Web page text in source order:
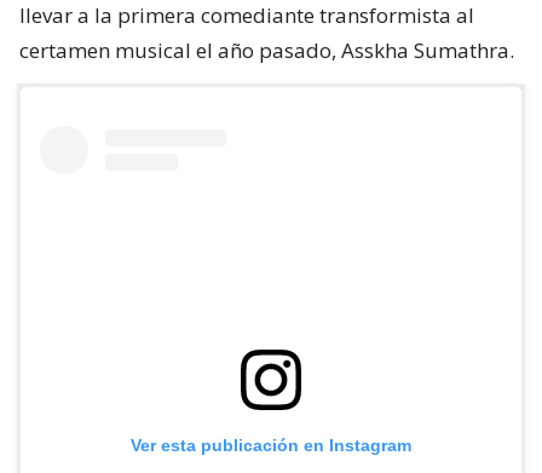
llevar a la primera comediante transformista al
certamen musical el año pasado, Asskha Sumathra.
Ver esta publicación en Instagram